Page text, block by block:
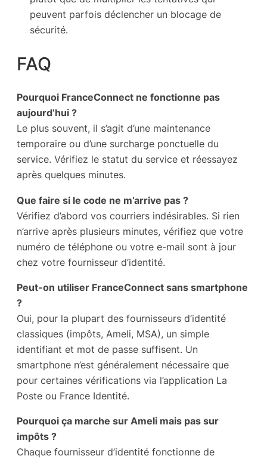
peuvent parfois déclencher un blocage de
sécurité.
FAQ
Pourquoi FranceConnect ne fonctionne pas
aujourd’hui ?
Le plus souvent, il s’agit d’une maintenance
temporaire ou d’une surcharge ponctuelle du
service. Vérifiez le statut du service et réessayez
après quelques minutes.
Que faire si le code ne m’arrive pas ?
Vérifiez d’abord vos courriers indésirables. Si rien
n’arrive après plusieurs minutes, vérifiez que votre
numéro de téléphone ou votre e-mail sont à jour
chez votre fournisseur d’identité.
Peut-on utiliser FranceConnect sans smartphone
?
Oui, pour la plupart des fournisseurs d’identité
classiques (impôts, Ameli, MSA), un simple
identifiant et mot de passe suffisent. Un
smartphone n’est généralement nécessaire que
pour certaines vérifications via l’application La
Poste ou France Identité.
Pourquoi ça marche sur Ameli mais pas sur
impôts ?
Chaque fournisseur d’identité fonctionne de